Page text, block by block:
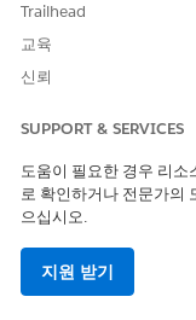
검색 색인 텍스트 필드
으로 변환합니다. 검색
사항을 더 작은 조각
두 수행합니다. 컴플레
된 과거 컴플레인을 반
데이터 라이브러리
데이터 라이브러리는
Knowledge 컨테이너
Trailhead
교육
신뢰
SUPPORT & SERVICES
도움이 필요한 경우 리소
로 확인하거나 전문가의
으십시오.
지원 받기